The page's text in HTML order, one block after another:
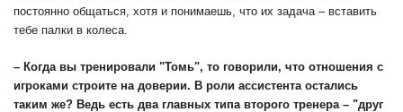
постоянно общаться, хотя и понимаешь, что их задача – вставить
тебе палки в колеса.
– Когда вы тренировали "Томь", то говорили, что отношения с
игроками строите на доверии. В роли ассистента остались
таким же? Ведь есть два главных типа второго тренера – "друг